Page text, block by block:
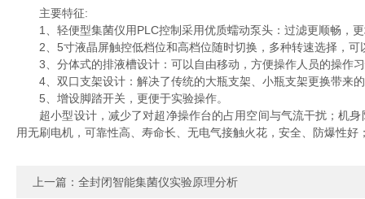
主要特征:
1、轻便型集菌仪用PLC控制采用优质蠕动泵头：过滤更顺畅，更
2、5寸液晶屏触控低档位和高档位随时切换，多种转速选择，可
3、分体式的排液槽设计：可以自由移动，方便操作人员的操作
4、双口支架设计：解决了传统的大瓶支架、小瓶支架更换带来
5、增设脚踏开关，更便于实验操作。
超小型设计，减少了对超净操作台的占用空间与气流干扰；机身
用无刷电机，可靠性高、寿命长、无电气接触火花，安全、防爆性
上一篇： 全封闭智能集菌仪实验原理分析